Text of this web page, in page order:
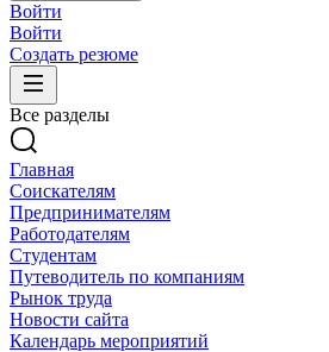
Войти
Войти
Создать резюме
Все разделы
Главная
Соискателям
Предпринимателям
Работодателям
Студентам
Путеводитель по компаниям
Рынок труда
Новости сайта
Календарь мероприятий